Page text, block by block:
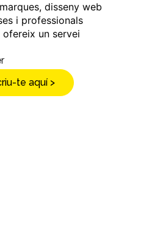
disseny web
i professionals
ofereix un servei
te aquí >